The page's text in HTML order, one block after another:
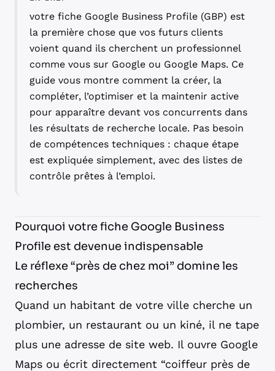
votre fiche Google Business Profile (GBP) est
la première chose que vos futurs clients
voient quand ils cherchent un professionnel
comme vous sur Google ou Google Maps. Ce
guide vous montre comment la créer, la
compléter, l’optimiser et la maintenir active
pour apparaître devant vos concurrents dans
les résultats de recherche locale. Pas besoin
de compétences techniques : chaque étape
est expliquée simplement, avec des listes de
contrôle prêtes à l’emploi.
Pourquoi votre fiche Google Business
Profile est devenue indispensable
Le réflexe “près de chez moi” domine les
recherches
Quand un habitant de votre ville cherche un
plombier, un restaurant ou un kiné, il ne tape
plus une adresse de site web. Il ouvre Google
Maps ou écrit directement “coiffeur près de